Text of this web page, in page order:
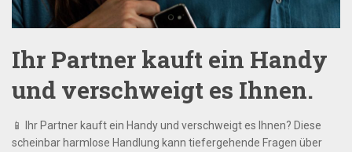
Ihr Partner kauft ein Handy
und verschweigt es Ihnen.
📱 Ihr Partner kauft ein Handy und verschweigt es Ihnen? Diese
scheinbar harmlose Handlung kann tiefergehende Fragen über